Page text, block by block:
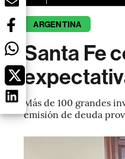
ARGENTINA
Santa Fe
Más de 100 grandes
emisión de deuda